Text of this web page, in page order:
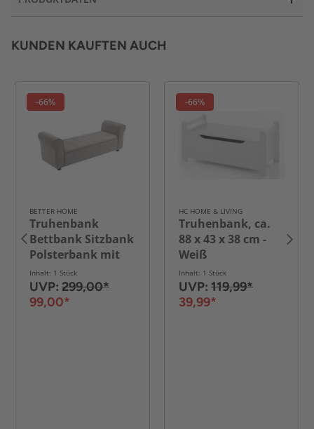
KUNDEN KAUFTEN AUCH
-66%
BETTER HOME
Truhenbank
Bettbank Sitzbank
Polsterbank mit
Aufbewahrung &
Stauraum mit
Deckel
Inhalt: 1 Stück
UVP: 299,00*
99,00*
-66%
HC HOME & LIVING
Truhenbank, ca.
88 x 43 x 38 cm -
Weiß
Inhalt: 1 Stück
UVP: 119,99*
39,99*